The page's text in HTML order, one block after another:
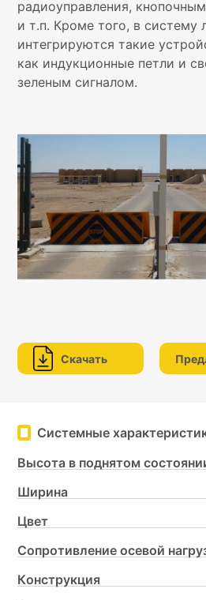
радиоуправления,
и т.п. Кроме того, в систему
интегрируются такие
как индукционные петли и
зеленым сигналом.
Скачать
Системные
Высота в поднятом
Ширина
Цвет
Сопротивление осевой
Конструкция